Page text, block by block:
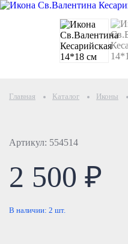
Главная Каталог Иконы
Артикул: 554514
2 500 ₽
В наличии: 2 шт.